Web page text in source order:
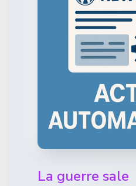
La guerre sale